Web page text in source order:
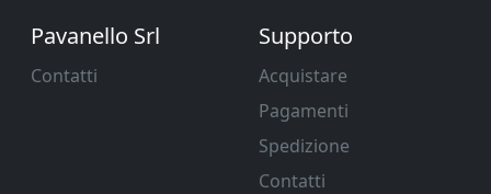
Pavanello Srl
Contatti
Supporto
Acquistare
Pagamenti
Spedizione
Contatti